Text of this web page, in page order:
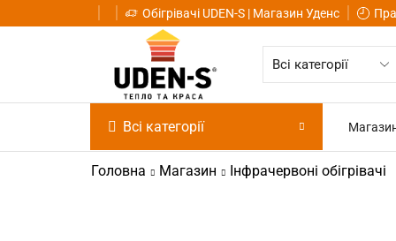
Обігрівачі UDEN-S | Магазин Уденс
Всі категорії
Головна Магазин Інфрачервоні обігрівачі